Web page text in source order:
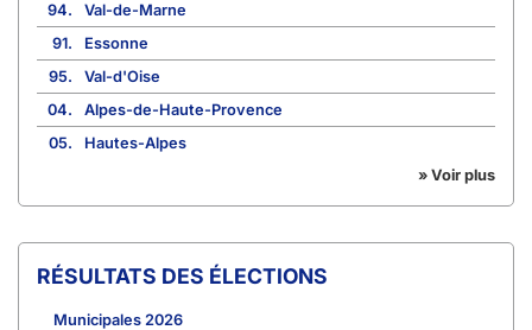
94.
Val-de-Marne
91.
Essonne
95.
Val-d'Oise
04.
Alpes-de-Haute-Provence
05.
Hautes-Alpes
» Voir plus
RÉSULTATS DES ÉLECTIONS
Municipales 2026